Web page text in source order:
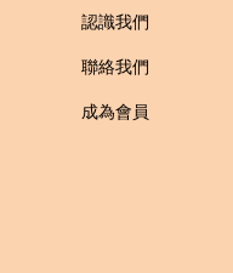
認識我們
聯絡我們
成為會員